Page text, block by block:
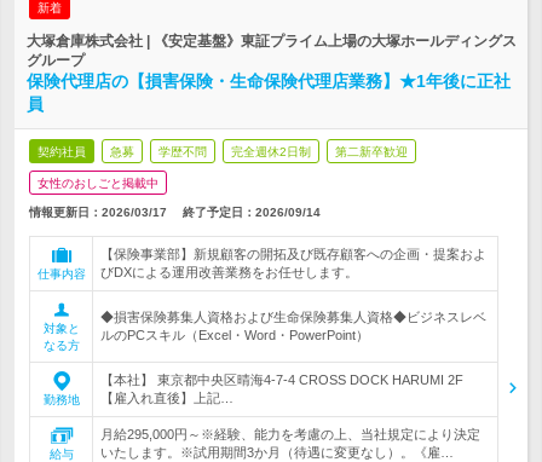
新着
大塚倉庫株式会社 | 《安定基盤》東証プライム上場の大塚ホールディングス
グループ
保険代理店の【損害保険・生命保険代理店業務】★1年後に正社
員
契約社員 急募 学歴不問 完全週休2日制 第二新卒歓迎
女性のおしごと掲載中
情報更新日：2026/03/17 終了予定日： 2026/09/14
仕事内容
【保険事業部】新規顧客の開拓及び既存顧客への企画・提案およ
びDXによる運用改善業務をお任せします。
対象と
なる方
◆損害保険募集人資格および生命保険募集人資格◆ビジネスレベ
ルのPCスキル（Excel・Word・PowerPoint）
勤務地
【本社】 東京都中央区晴海4-7-4 CROSS DOCK HARUMI 2F
【雇入れ直後】上記…
給与
月給295,000円～※経験、能力を考慮の上、当社規定により決定
いたします。※試用期間3か月（待遇に変更なし）。《雇…